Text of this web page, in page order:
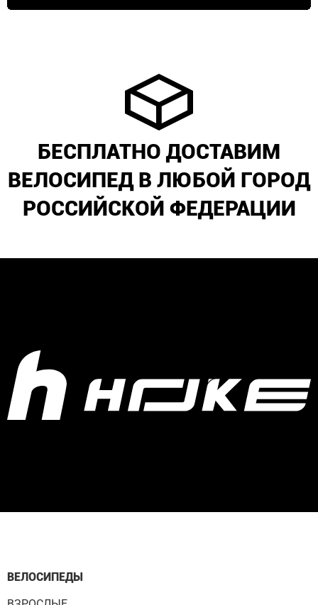
БЕСПЛАТНО ДОСТАВИМ
ВЕЛОСИПЕД В ЛЮБОЙ ГОРОД
РОССИЙСКОЙ ФЕДЕРАЦИИ
ВЕЛОСИПЕДЫ